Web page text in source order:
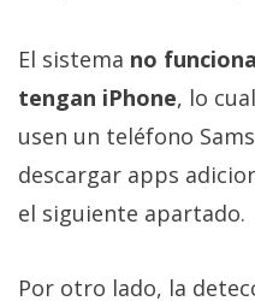
El sistema no
tengan iPhone, lo
usen un teléfono
descargar apps
el siguiente apartado.
Por otro lado, la